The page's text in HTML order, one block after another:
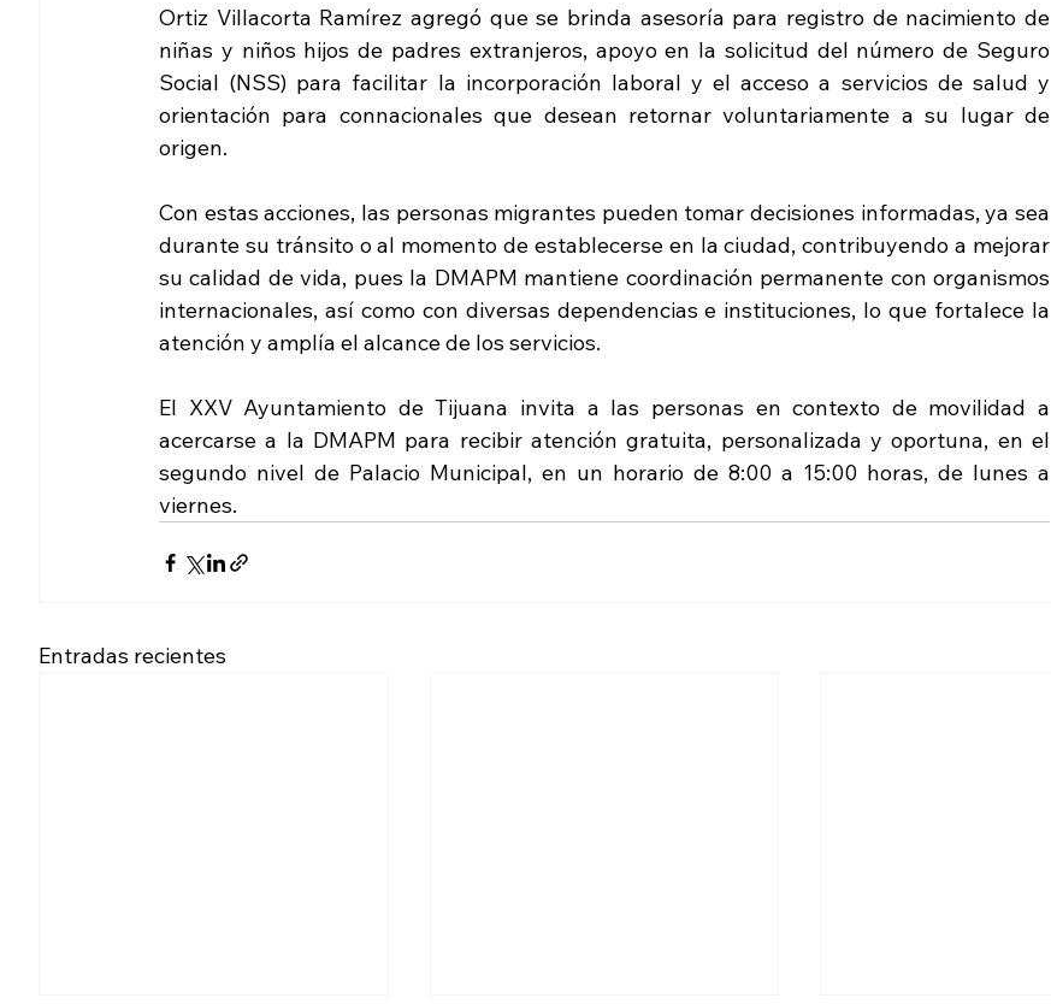
Ortiz Villacorta Ramírez agregó que se brinda asesoría para registro de nacimiento de
niñas y niños hijos de padres extranjeros, apoyo en la solicitud del número de Seguro
Social (NSS) para facilitar la incorporación laboral y el acceso a servicios de salud y
orientación para connacionales que desean retornar voluntariamente a su lugar de
origen.
Con estas acciones, las personas migrantes pueden tomar decisiones informadas, ya sea
durante su tránsito o al momento de establecerse en la ciudad, contribuyendo a mejorar
su calidad de vida, pues la DMAPM mantiene coordinación permanente con organismos
internacionales, así como con diversas dependencias e instituciones, lo que fortalece la
atención y amplía el alcance de los servicios.
El XXV Ayuntamiento de Tijuana invita a las personas en contexto de movilidad a
acercarse a la DMAPM para recibir atención gratuita, personalizada y oportuna, en el
segundo nivel de Palacio Municipal, en un horario de 8:00 a 15:00 horas, de lunes a
viernes.
Entradas recientes